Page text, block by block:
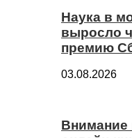
Наука в
выросло
премию
03.08.2026
Внимание